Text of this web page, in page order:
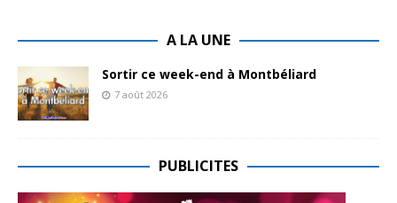
A LA UNE
Sortir ce week-end à Montbéliard
7 août 2026
PUBLICITES